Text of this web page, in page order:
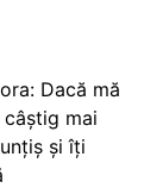
Dacă mă
câștig mai
și îți